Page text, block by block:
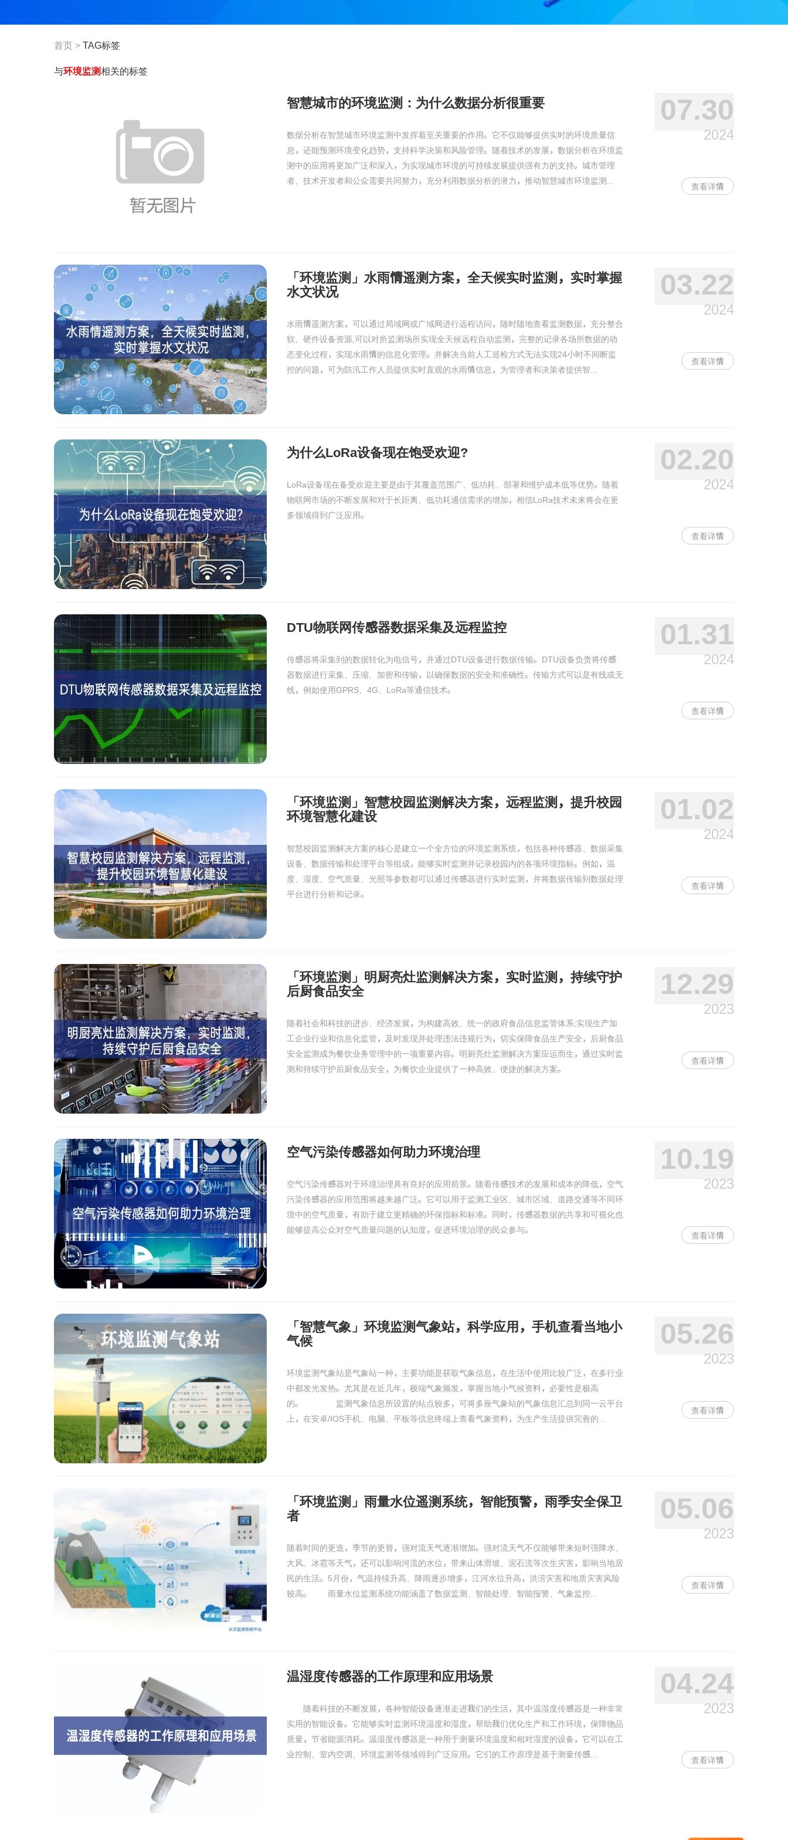
首页 > TAG标签
与环境监测 相关的标签
智慧城市的环境监测：为什么数据分析很重要
数据分析在智慧城市环境监测中发挥着至关重要的作用。它不仅能够提供实时的环境质量信
息，还能预测环境变化趋势，支持科学决策和风险管理。随着技术的发展，数据分析在环境监
测中的应用将更加广泛和深入，为实现城市环境的可持续发展提供强有力的支持。城市管理
者、技术开发者和公众需要共同努力，充分利用数据分析的潜力，推动智慧城市环境监测...
07.30
2024
查看详情
「环境监测」水雨情遥测方案，全天候实时监测，实时掌握
水文状况
水雨情遥测方案，可以通过局域网或广域网进行远程访问，随时随地查看监测数据，充分整合
软、硬件设备资源,可以对所监测场所实现全天候远程自动监测，完整的记录各场所数据的动
态变化过程，实现水雨情的信息化管理。并解决当前人工巡检方式无法实现24小时不间断监
控的问题，可为防汛工作人员提供实时直观的水雨情信息，为管理者和决策者提供智...
03.22
2024
查看详情
为什么LoRa设备现在饱受欢迎?
LoRa设备现在备受欢迎主要是由于其覆盖范围广、低功耗、部署和维护成本低等优势。随着
物联网市场的不断发展和对于长距离、低功耗通信需求的增加，相信LoRa技术未来将会在更
多领域得到广泛应用。
02.20
2024
查看详情
DTU物联网传感器数据采集及远程监控
传感器将采集到的数据转化为电信号，并通过DTU设备进行数据传输。DTU设备负责将传感
器数据进行采集、压缩、加密和传输，以确保数据的安全和准确性。传输方式可以是有线或无
线，例如使用GPRS、4G、LoRa等通信技术。
01.31
2024
查看详情
「环境监测」智慧校园监测解决方案，远程监测，提升校园
环境智慧化建设
智慧校园监测解决方案的核心是建立一个全方位的环境监测系统，包括各种传感器、数据采集
设备、数据传输和处理平台等组成，能够实时监测并记录校园内的各项环境指标。例如，温
度、湿度、空气质量、光照等参数都可以通过传感器进行实时监测，并将数据传输到数据处理
平台进行分析和记录。
01.02
2024
查看详情
「环境监测」明厨亮灶监测解决方案，实时监测，持续守护
后厨食品安全
随着社会和科技的进步、经济发展，为构建高效、统一的政府食品信息监管体系;实现生产加
工企业行业和信息化监管，及时发现并处理违法违规行为，切实保障食品生产安全，后厨食品
安全监测成为餐饮业务管理中的一项重要内容。明厨亮灶监测解决方案应运而生，通过实时监
测和持续守护后厨食品安全，为餐饮企业提供了一种高效、便捷的解决方案。
12.29
2023
查看详情
空气污染传感器如何助力环境治理
空气污染传感器对于环境治理具有良好的应用前景。随着传感技术的发展和成本的降低，空气
污染传感器的应用范围将越来越广泛。它可以用于监测工业区、城市区域、道路交通等不同环
境中的空气质量，有助于建立更精确的环保指标和标准。同时，传感器数据的共享和可视化也
能够提高公众对空气质量问题的认知度，促进环境治理的民众参与。
10.19
2023
查看详情
「智慧气象」环境监测气象站，科学应用，手机查看当地小
气候
环境监测气象站是气象站一种，主要功能是获取气象信息，在生活中使用比较广泛，在多行业
中都发光发热。尤其是在近几年，极端气象频发，掌握当地小气候资料，必要性是极高
的。 监测气象信息所设置的站点较多，可将多座气象站的气象信息汇总到同一云平台
上，在安卓/IOS手机、电脑、平板等信息终端上查看气象资料，为生产生活提供完善的...
05.26
2023
查看详情
「环境监测」雨量水位遥测系统，智能预警，雨季安全保卫
者
随着时间的更迭，季节的更替，强对流天气逐渐增加。强对流天气不仅能够带来短时强降水、
大风、冰雹等天气，还可以影响河流的水位，带来山体滑坡、泥石流等次生灾害，影响当地居
民的生活。5月份，气温持续升高、降雨逐步增多，江河水位升高，洪涝灾害和地质灾害风险
较高。 雨量水位监测系统功能涵盖了数据监测、智能处理、智能报警、气象监控...
05.06
2023
查看详情
温湿度传感器的工作原理和应用场景
随着科技的不断发展，各种智能设备逐渐走进我们的生活，其中温湿度传感器是一种非常
实用的智能设备。它能够实时监测环境温度和湿度，帮助我们优化生产和工作环境，保障物品
质量，节省能源消耗。温湿度传感器是一种用于测量环境温度和相对湿度的设备，它可以在工
业控制、室内空调、环境监测等领域得到广泛应用。它们的工作原理是基于测量传感...
04.24
2023
查看详情